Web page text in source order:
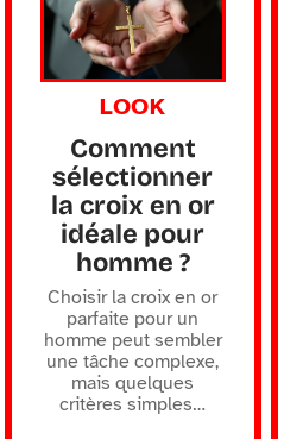
LOOK
Comment
sélectionner
la croix en or
idéale pour
homme ?
Choisir la croix en or
parfaite pour un
homme peut sembler
une tâche complexe,
mais quelques
critères simples…